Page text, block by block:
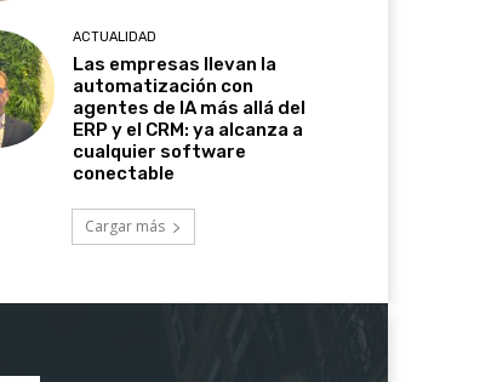
ACTUALIDAD
Las empresas llevan la
automatización con
agentes de IA más allá del
ERP y el CRM: ya alcanza a
cualquier software
conectable
Cargar más